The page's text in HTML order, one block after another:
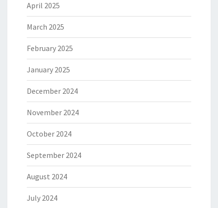
April 2025
March 2025
February 2025
January 2025
December 2024
November 2024
October 2024
September 2024
August 2024
July 2024